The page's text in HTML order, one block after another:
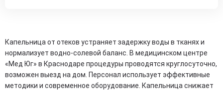
Капельница от отеков устраняет задержку воды в тканях и
нормализует водно-солевой баланс. В медицинском центре
«Мед Юг» в Краснодаре процедуры проводятся круглосуточно,
возможен выезд на дом. Персонал использует эффективные
методики и современное оборудование. Капельница снижает